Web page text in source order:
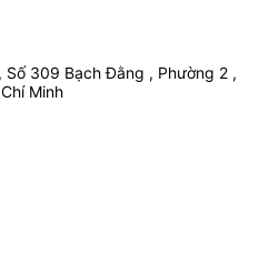
Số 309 Bạch Đằng , Phường 2 ,
Minh